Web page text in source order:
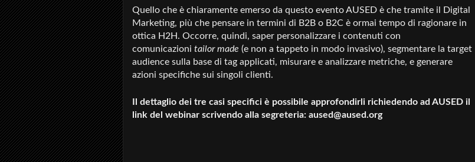
Quello che è chiaramente emerso da questo evento AUSED è che tramite il Digital
Marketing, più che pensare in termini di B2B o B2C è ormai tempo di ragionare in
ottica H2H. Occorre, quindi, saper personalizzare i contenuti con
comunicazioni tailor made (e non a tappeto in modo invasivo), segmentare la target
audience sulla base di tag applicati, misurare e analizzare metriche, e generare
azioni specifiche sui singoli clienti.
Il dettaglio dei tre casi specifici è possibile approfondirli richiedendo ad AUSED il
link del webinar scrivendo alla segreteria: aused@aused.org